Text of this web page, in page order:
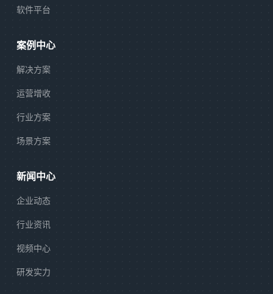
软件平台
案例中心
解决方案
运营增收
行业方案
场景方案
新闻中心
企业动态
行业资讯
视频中心
研发实力